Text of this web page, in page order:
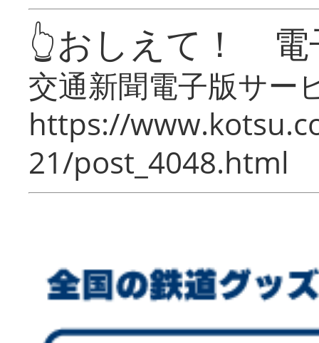
👆おしえて！ 電
交通新聞電子版サー
https://
21/post_4048.html